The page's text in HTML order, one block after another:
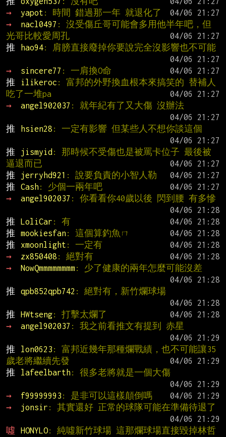
→
yapot : 時間 錯過那一年 就退化了
→
nacl0497 : 沒受傷丘哥可能會多用他半年吧，但
光哥比較愛周孔
推
hao94: 肩膀直接廢掉你要說完全沒影響也不可能
→
sincere77 : 一肩換O命
推
ilikeroc : 富邦的外野換血根本來搞笑的 替補人
吃了一堆pa
→
angel902037 : 就年紀有了又大傷 沒辦法
推
hsien28 : 一定有影響 但某些人不想你談這個
推
jismyid : 那時候不受傷也是被罵卡位子 最後被
逼退而已
推
jerryhd921 : 說要負責的小智人勒
推
Cash: 少個一兩年吧
→
angel902037 : 你看看你40歲以後 閃到腰 有多慘
推
LoliCar : 有
推
mookiesfan: 這個算釣魚ㄇ
推
xmoonlight : 一定有
→
zx850408 : 絕對有
→
NowQmmmmmmmm: 少了健康的兩年怎麼可能沒差
推
qpb852qpb742 : 絕對有，新竹爛球場
推
HWtseng: 打擊太爛了
→
angel902037 : 我之前看推文有提到 赤星
推
lon0623 : 富邦近幾年那種爛戰績，也不可能讓35
歲老將繼續先發
推
lafeelbarth: 很多老將就是一個大傷
→
f99999993 : 是非可以這樣顛倒嗎
→
jonsir : 其實還好 正常的球隊可能在準備待退了
噓
HONYLO: 純噓新竹球場 這那爛球場直接毀掉林哲